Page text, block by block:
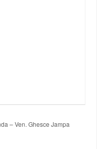
– Ven. Ghesce Jampa